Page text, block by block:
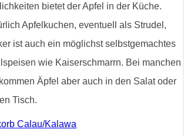
bietet der Apfel in der Küche.
Apfelkuchen, eventuell als Strudel,
ist auch ein möglichst selbstgemachtes
wie Kaiserschmarrn. Bei manchen
Äpfel aber auch in den Salat oder
Tisch.
Calau/Kalawa